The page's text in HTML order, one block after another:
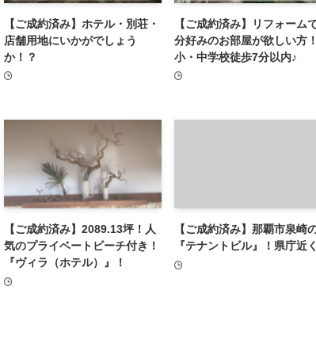
【ご成約済み】ホテル・別荘・
店舗用地にいかがでしょう
か！？
【ご成約済み】リフォーム
分好みのお部屋が欲しい方！
小・中学校徒歩7分以内♪
【ご成約済み】2089.13坪！人
気のプライベートビーチ付き！
『ヴィラ（ホテル）』！
【ご成約済み】那覇市泉崎
『テナントビル』！県庁近